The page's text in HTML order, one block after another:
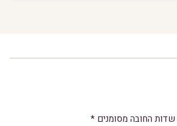
שדות החובה מסומנים *